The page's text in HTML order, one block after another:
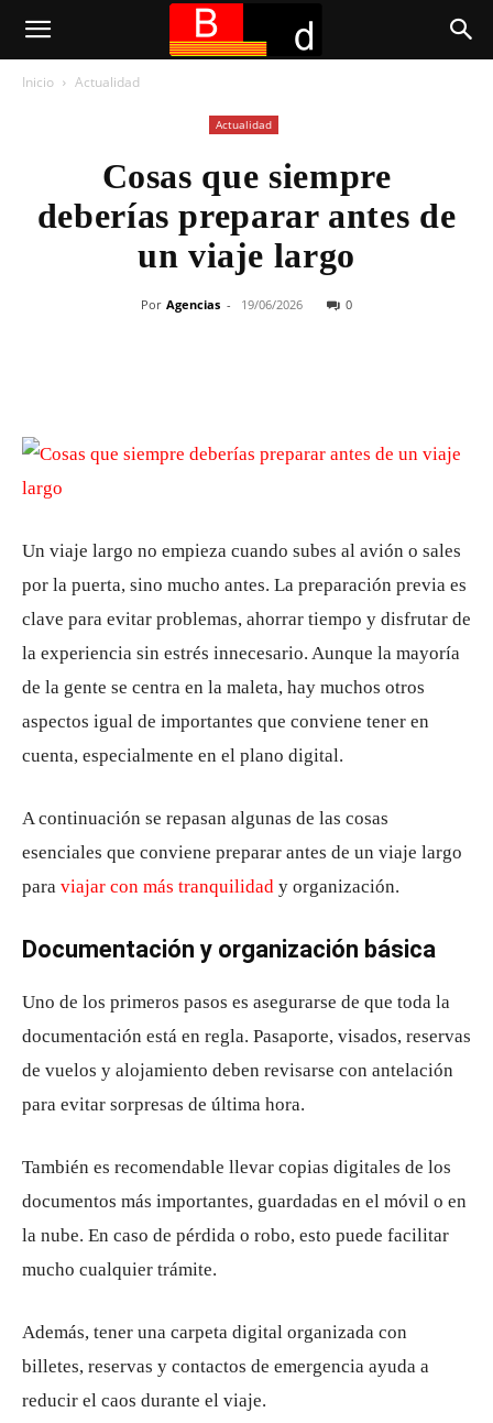
Inicio Actualidad
Actualidad
Cosas que siempre
deberías preparar antes de
un viaje largo
Por Agencias - 19/06/2026 0
Un viaje largo no empieza cuando subes al avión o sales
por la puerta, sino mucho antes. La preparación previa es
clave para evitar problemas, ahorrar tiempo y disfrutar de
la experiencia sin estrés innecesario. Aunque la mayoría
de la gente se centra en la maleta, hay muchos otros
aspectos igual de importantes que conviene tener en
cuenta, especialmente en el plano digital.
A continuación se repasan algunas de las cosas
esenciales que conviene preparar antes de un viaje largo
para viajar con más tranquilidad y organización.
Documentación y organización básica
Uno de los primeros pasos es asegurarse de que toda la
documentación está en regla. Pasaporte, visados, reservas
de vuelos y alojamiento deben revisarse con antelación
para evitar sorpresas de última hora.
También es recomendable llevar copias digitales de los
documentos más importantes, guardadas en el móvil o en
la nube. En caso de pérdida o robo, esto puede facilitar
mucho cualquier trámite.
Además, tener una carpeta digital organizada con
billetes, reservas y contactos de emergencia ayuda a
reducir el caos durante el viaje.